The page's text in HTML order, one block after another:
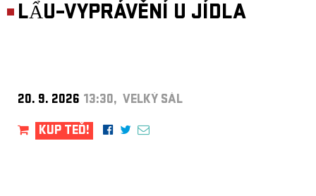
LẨU–VYPRÁVĚNÍ U JÍDLA
20. 9. 2026 13:30, VELKÝ SÁL
KUP TEĎ!